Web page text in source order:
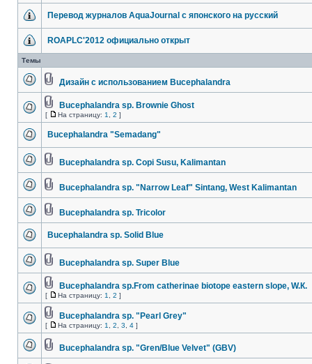
Перевод журналов AquaJournal с японского на русский
ROAPLC'2012 официально открыт
Темы
Дизайн с использованием Bucephalandra
Bucephalandra sp. Brownie Ghost
[ На страницу: 1 2 ]
Bucephalandra "Semadang"
Bucephalandra sp. Copi Susu, Kalimantan
Bucephalandra sp. "Narrow Leaf" Sintang, West Kalimantan
Bucephalandra sp. Tricolor
Bucephalandra sp. Solid Blue
Bucephalandra sp. Super Blue
Bucephalandra sp.From catherinae biotope eastern slope, W.К.
[ На страницу: 1 2 ]
Bucephalandra sp. "Pearl Grey"
[ На страницу: 1 2 3 4 ]
Bucephalandra sp. "Gren/Blue Velvet" (GBV)